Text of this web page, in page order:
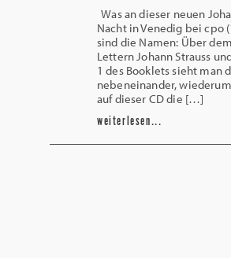
Was an dieser neuen
Nacht in Venedig bei cpo
sind die Namen: Über
Lettern Johann Strauss
1 des Booklets sieht man
nebeneinander,
auf dieser CD die […]
weiterlesen...